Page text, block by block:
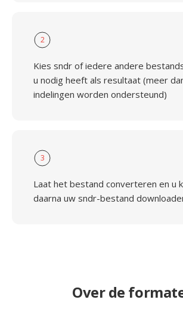
2
Kies sndr of iedere andere
u nodig heeft als resultaat (meer
indelingen worden ondersteund)
3
Laat het bestand converteren en u
daarna uw sndr-bestand
Over de